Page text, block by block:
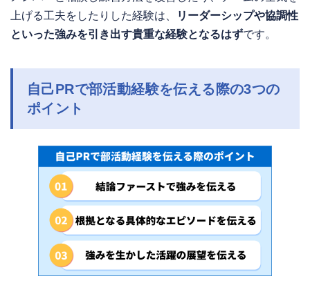
上げる工夫をしたりした経験は、
リーダーシップや協調性
といった強みを引き出す貴重な経験となるはずです。
自己PRで部活動経験を伝える際の3つの
ポイント